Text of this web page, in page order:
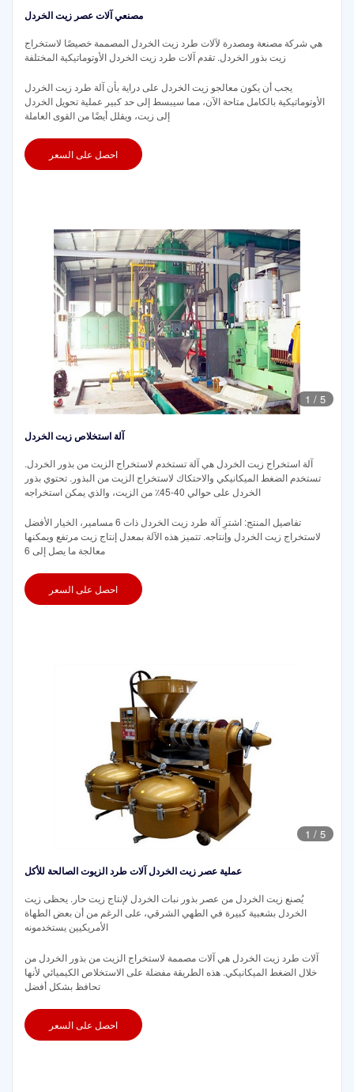
مصنعي آلات عصر زيت الخردل
هي شركة مصنعة ومصدرة لآلات طرد زيت الخردل المصممة خصيصًا لاستخراج
زيت بذور الخردل. تقدم آلات طرد زيت الخردل الأوتوماتيكية المختلفة
يجب أن يكون معالجو زيت الخردل على دراية بأن آلة طرد زيت الخردل
الأوتوماتيكية بالكامل متاحة الآن، مما سيبسط إلى حد كبير عملية تحويل الخردل
إلى زيت، ويقلل أيضًا من القوى العاملة
احصل على السعر
1 / 5
آلة استخلاص زيت الخردل
آلة استخراج زيت الخردل هي آلة تستخدم لاستخراج الزيت من بذور الخردل.
تستخدم الضغط الميكانيكي والاحتكاك لاستخراج الزيت من البذور. تحتوي بذور
الخردل على حوالي 40-45٪ من الزيت، والذي يمكن استخراجه
تفاصيل المنتج: اشترِ آلة طرد زيت الخردل ذات 6 مسامير، الخيار الأفضل
لاستخراج زيت الخردل وإنتاجه. تتميز هذه الآلة بمعدل إنتاج زيت مرتفع ويمكنها
معالجة ما يصل إلى 6
احصل على السعر
1 / 5
عملية عصر زيت الخردل آلات طرد الزيوت الصالحة للأكل
يُصنع زيت الخردل من عصر بذور نبات الخردل لإنتاج زيت حار. يحظى زيت
الخردل بشعبية كبيرة في الطهي الشرقي، على الرغم من أن بعض الطهاة
الأمريكيين يستخدمونه
آلات طرد زيت الخردل هي آلات مصممة لاستخراج الزيت من بذور الخردل من
خلال الضغط الميكانيكي. هذه الطريقة مفضلة على الاستخلاص الكيميائي لأنها
تحافظ بشكل أفضل
احصل على السعر